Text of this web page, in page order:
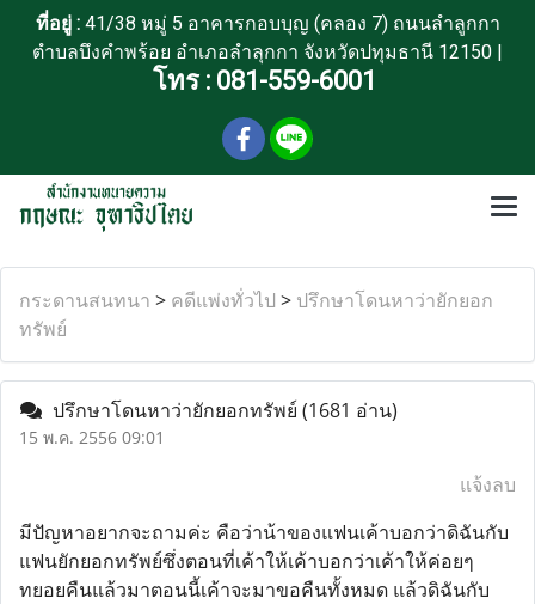
ที่อยู่ :41/38 หมู่ 5 อาคารกอบบุญ (คลอง 7) ถนนลำลูกกา
ตำบลบึงคำพร้อย อำเภอลำลุกกา จังหวัดปทุมธานี 12150 |
โทร : 081-559-6001
กระดานสนทนา > คดีแพ่งทั่วไป > ปรึกษาโดนหาว่ายักยอก
ทรัพย์
ปรึกษาโดนหาว่ายักยอกทรัพย์ (1681 อ่าน)
15 พ.ค. 2556 09:01
แจ้งลบ
มีปัญหาอยากจะถามค่ะ คือว่าน้าของแฟนเค้าบอกว่าดิฉันกับ
แฟนยักยอกทรัพย์ซึ่งตอนที่เค้าให้เค้าบอกว่าเค้าให้ค่อยๆ
ทยอยคืนแล้วมาตอนนี้เค้าจะมาขอคืนทั้งหมด แล้วดิฉันกับ